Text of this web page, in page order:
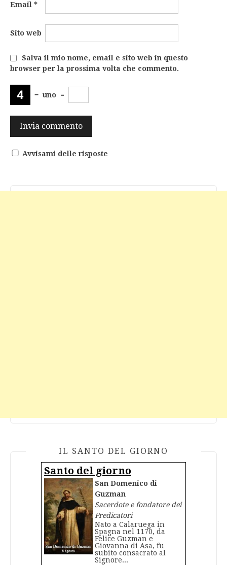
Email *
Sito web
Salva il mio nome, email e sito web in questo
browser per la prossima volta che commento.
− uno =
Avvisami delle risposte
IL SANTO DEL GIORNO
Santo del giorno
San Domenico di
Guzman
Sacerdote e fondatore dei
Predicatori
Nato a Calaruega in
Spagna nel 1170, da
Felice Guzman e
Giovanna di Asa, fu
subito consacrato al
Signore...